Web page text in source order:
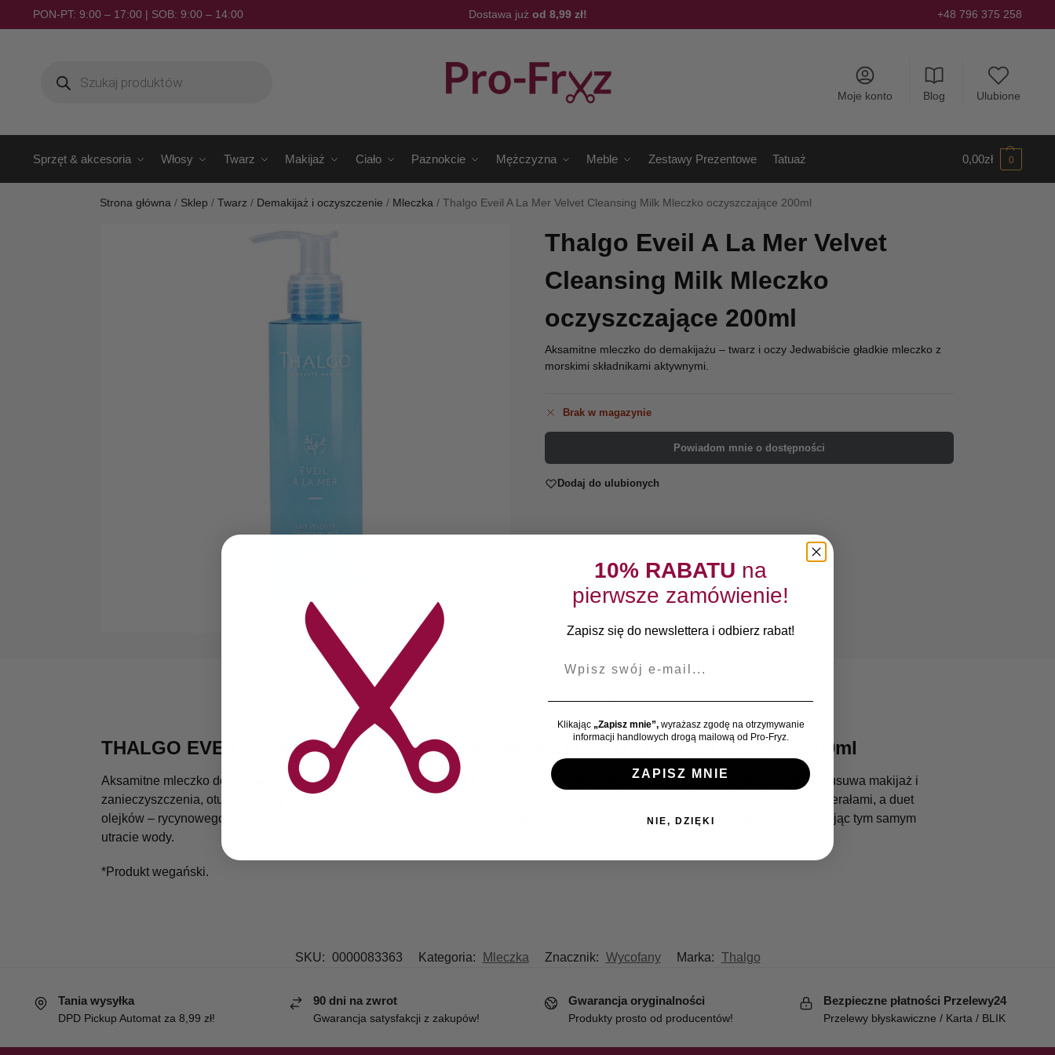
PON-PT: 9:00 – 17:00 | SOB: 9:00 – 14:00 Dostawa już od 8,99 zł! +48 796 375 258
Moje konto Blog Ulubione
Sprzęt & akcesoria Włosy Twarz Makijaż Ciało Paznokcie Mężczyzna Meble Zestawy Prezentowe Tatuaż 0,00zł 0
Strona główna / Sklep /Twarz / Demakijaż i oczyszczenie / Mleczka /Thalgo Eveil A La Mer Velvet Cleansing Milk Mleczko oczyszczające 200ml
Thalgo Eveil A La Mer Velvet
Cleansing Milk Mleczko
oczyszczające 200ml
Aksamitne mleczko do demakijażu – twarz i oczy Jedwabiście gładkie mleczko z
morskimi składnikami aktywnymi.
Brak w magazynie
Powiadom mnie o dostępności
Dodaj do ulubionych
THALGO EVEIL A LA MER VELVET CLEANSING MLECZKO OCZYSZCZAJĄCE 200ml
Aksamitne mleczko do demakijażu – twarz i oczy Jedwabiście gładkie mleczko z morskimi składnikami aktywnymi, które dokładnie usuwa makijaż i
zanieczyszczenia, otulając skórę subtelnym, morskim aromatem. Ekstrakt z mikronizowanych alg rewitalizuje i nasyca morskimi minerałami, a duet
olejków – rycynowego i z pestek winogron tworzy otulający kokon na powierzchni naskórka, wzmacnia barierę ochronną, zapobiegając tym samym
utracie wody.
*Produkt wegański.
SKU: 0000083363 Kategoria: Mleczka Znacznik: Wycofany Marka: Thalgo
Tania wysyłka
DPD Pickup Automat za 8,99 zł!
90 dni na zwrot
Gwarancja satysfakcji z zakupów!
Gwarancja oryginalności
Produkty prosto od producentów!
Bezpieczne płatności Przelewy24
Przelewy błyskawiczne / Karta / BLIK
10% RABATU na
pierwsze zamówienie!
Zapisz się do newslettera i odbierz rabat!
Klikając „Zapisz mnie”,wyrażasz zgodę na otrzymywanie
informacji handlowych drogą mailową od Pro-Fryz.
ZAPISZ MNIE
NIE, DZIĘKI